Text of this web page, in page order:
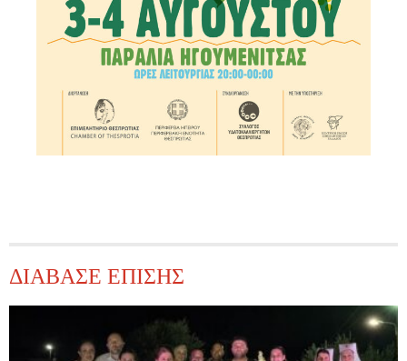
ΔΙΑΒΑΣΕ ΕΠΙΣΗΣ